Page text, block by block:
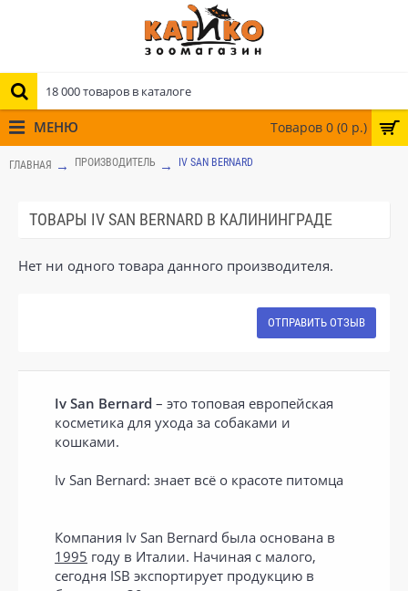
Товаров 0 (0 р.)
МЕНЮ
ГЛАВНАЯ ПРОИЗВОДИТЕЛЬ IV SAN BERNARD
ТОВАРЫ IV SAN BERNARD В КАЛИНИНГРАДЕ
Нет ни одного товара данного производителя.
ОТПРАВИТЬ ОТЗЫВ
Iv San Bernard – это топовая европейская
косметика для ухода за собаками и
кошками.
Iv San Bernard: знает всё о красоте питомца
Компания Iv San Bernard была основана в
1995 году в Италии. Начиная с малого,
сегодня ISB экспортирует продукцию в